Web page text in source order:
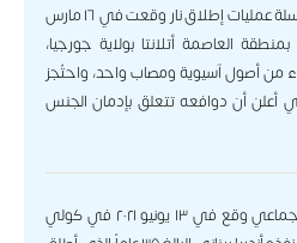
إطلاق نار أتلانتا ٢٠٢١ يشير إلى سلسلة عمليات إطلاق نار وقعت في ١٦ مارس
العاصمة أتلانتا بولاية جورجيا،
٨ قتلى من بينهم ٦ نساء من أصول آسيوية ومصاب واحد، واحتُجز
أعلن أن دوافعه تتعلق بإدمان الجنس
إطلاق نار أرديا حادث إطلاق نار جماعي وقع في ١٣ يونيو ٢٠٢١ في كولي